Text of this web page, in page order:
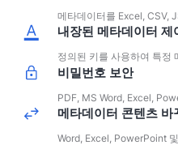
메타데이터를 Excel, CSV,
내장된 메타데이터 제
정의된 키를 사용하여 특정
비밀번호 보안
PDF, MS Word, Excel,
메타데이터 콘텐츠 바
Word, Excel, PowerPoint